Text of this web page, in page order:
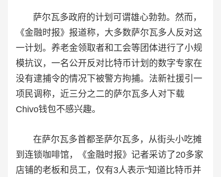
萨尔瓦多政府的计划可谓雄心勃勃。然而，
《金融时报》报道称，大多数萨尔瓦多人反对这
一计划。养老金领取者和工会等团体进行了小规
模抗议，一名公开反对比特币计划的数字专家在
没有逮捕令的情况下被警方拘捕。法新社援引一
项民调称，近三分之二的萨尔瓦多人对下载
Chivo钱包不感兴趣。
在萨尔瓦多首都圣萨尔瓦多，从街头小吃摊
到连锁咖啡馆，《金融时报》记者采访了20多家
店铺的老板和员工，仅有3人表示“知道比特币并